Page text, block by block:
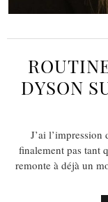
DYSON
J’ai
finalement pas tant
remonte à déjà un